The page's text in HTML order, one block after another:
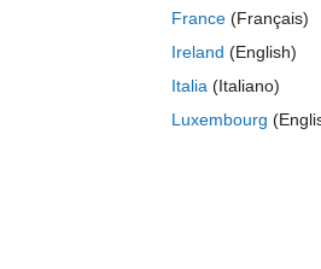
to be saved internally, go to the
other test harnesses.
it and go to the A_Harness
the Analysis-Test Harnesses -
problem?
.
France (Français)
Ireland (English)
Italia (Italiano)
Luxembourg